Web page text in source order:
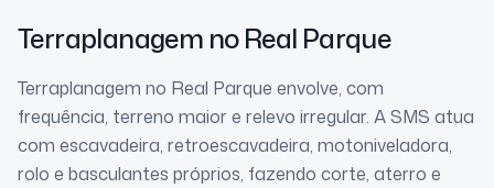
Terraplanagem no Real Parque
Terraplanagem no Real Parque envolve, com
frequência, terreno maior e relevo irregular. A SMS atua
com escavadeira, retroescavadeira, motoniveladora,
rolo e basculantes próprios, fazendo corte, aterro e